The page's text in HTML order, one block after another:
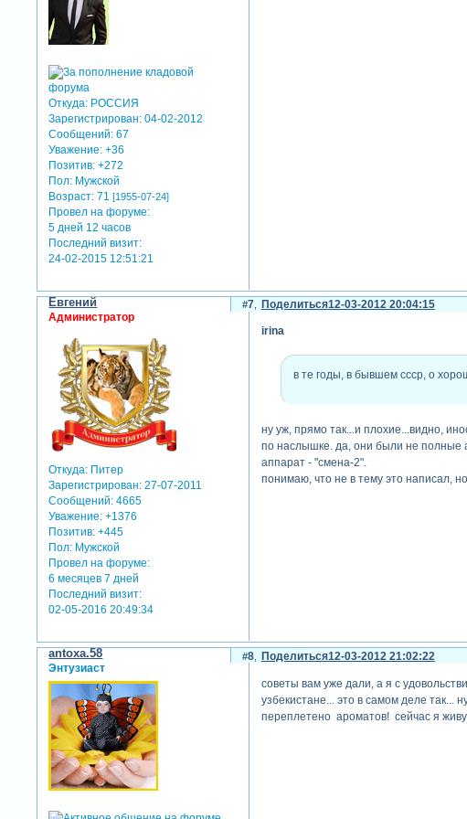
Откуда: РОССИЯ
Зарегистрирован: 04-02-2012
Сообщений: 67
Уважение: +36
Позитив: +272
Пол: Мужской
Возраст: 71[1955-07-24]
Провел на форуме:
5 дней 12 часов
Последний визит:
24-02-2015 12:51:21
Поделиться
7 12-03-2012 20:04:15
Евгений
Администратор
Откуда: Питер
Зарегистрирован: 27-07-2011
Сообщений: 4665
Уважение: +1376
Позитив: +445
Пол: Мужской
Провел на форуме:
6 месяцев 7 дней
Последний визит:
02-05-2016 20:49:34
irina
в те годы, в бывшем ссср, о
ну уж, прямо так...и плохие...видно,
по наслышке. да, они были не полные
аппарат - "смена-2".
понимаю, что не в тему это написал,
Поделиться
8 12-03-2012 21:02:22
antoxa.58
Энтузиаст
советы вам уже дали, а я с
узбекистане... это в самом деле так...
переплетено ароматов! сейчас я живу